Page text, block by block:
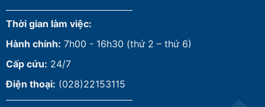
Thời gian làm việc:
Hành chính: 7h00 - 16h30 (thứ 2 – thứ 6)
Cấp cứu: 24/7
Điện thoại: (028)22153115